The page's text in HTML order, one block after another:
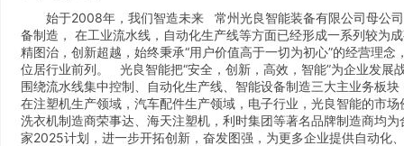
始于2008年，我们智造未来 常州光良智能装备有限公司母公
备制造， 在工业流水线，自动化生产线等方面已经形成一系列较为
精图治，创新超越，始终秉承“用户价值高于一切为初心”的经营理
位居行业前列。 光良智能把“安全，创新，高效，智能”为企业发
围绕流水线集中控制、自动化生产线、智能设备制造三大主业务板
在注塑机生产领域，汽车配件生产领域，电子行业，光良智能的市
洗衣机制造商荣事达、海天注塑机，利时集团等著名品牌制造商均
家2025计划，进一步开拓创新，奋发图强，为更多企业提供自动化